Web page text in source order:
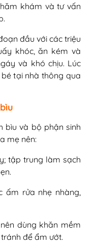
khám và tư vấn
đầu với các triệu
khóc, ăn kém và
và khó chịu. Lúc
tại nhà thông qua
bìu và bộ phận sinh
mẹ nên:
tập trung làm sạch
ấm rửa nhẹ nhàng,
dùng khăn mềm
để ẩm ướt.